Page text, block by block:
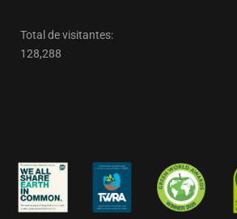
Total de visitantes:
128,288